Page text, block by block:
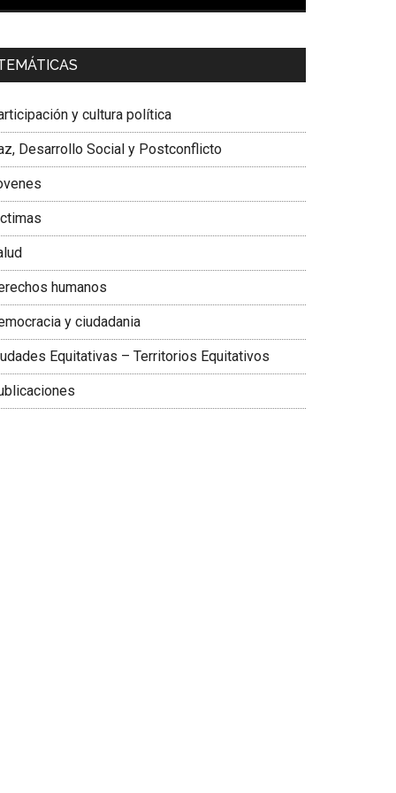
Carolina Corcho Mejía,
Sur, Vicepresidenta Federación
y cultura política
Desarrollo Social y Postconflicto
humanos
y ciudadania
Equitativas – Territorios Equitativos